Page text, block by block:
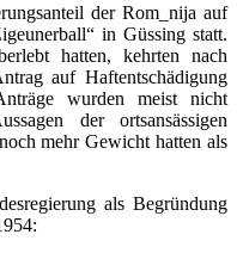
der Rom_nija auf
in Güssing statt.
hatten, kehrten nach
auf Haftentschädigung
wurden meist nicht
der ortsansässigen
mehr Gewicht hatten als
als Begründung